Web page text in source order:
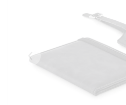
Eelmised